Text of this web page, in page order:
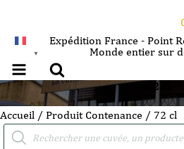
▼
Expédition France - Point
Monde entier sur
72 cl
Accueil / Produit Contenance / 72 cl
Recherche